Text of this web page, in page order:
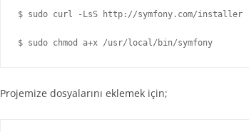
$ sudo curl -LsS http://symfony.com/
$ sudo chmod a+x /usr/local/bin/symfony
Projemize dosyalarını eklemek için;